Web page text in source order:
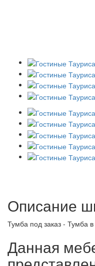
Описание
Тумба под заказ - Тумба в
Данная